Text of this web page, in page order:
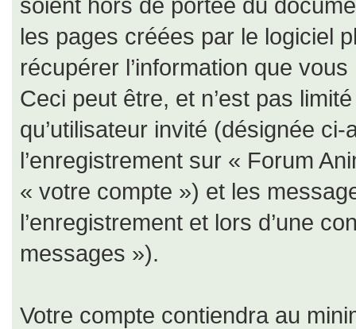
les pages créées par le logiciel
récupérer l’information que
Ceci peut être, et n’est pas
qu’utilisateur invité (désignée
l’enregistrement sur « Forum
« votre compte ») et les
l’enregistrement et lors d’une
messages »).
Votre compte contiendra au